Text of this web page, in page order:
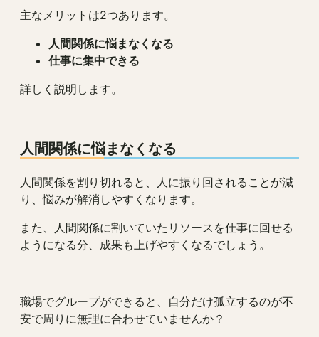
主なメリットは2つあります。
人間関係に悩まなくなる
仕事に集中できる
詳しく説明します。
人間関係に悩まなくなる
人間関係を割り切れると、人に振り回されることが減
り、悩みが解消しやすくなります。
また、人間関係に割いていたリソースを仕事に回せる
ようになる分、成果も上げやすくなるでしょう。
職場でグループができると、自分だけ孤立するのが不
安で周りに無理に合わせていませんか？